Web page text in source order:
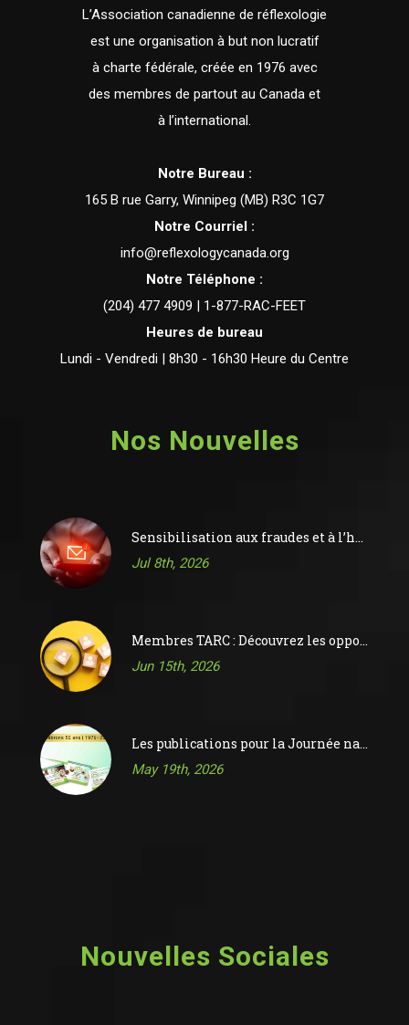
L’Association canadienne de réflexologie
est une organisation à but non lucratif
à charte fédérale, créée en 1976 avec
des membres de partout au Canada et
à l’international.
Notre Bureau :
165 B rue Garry, Winnipeg (MB) R3C 1G7
Notre Courriel :
info@reflexologycanada.org
Notre Téléphone :
(204) 477 4909 | 1-877-RAC-FEET
Heures de bureau
Lundi - Vendredi | 8h30 - 16h30 Heure du Centre
Nos Nouvelles
Sensibilisation aux fraudes et à l’hameçonnage
Jul 8th, 2026
Membres TARC : Découvrez les opportunités sur le tableau d’affichage des offres d’emploi de l’ACR
Jun 15th, 2026
Les publications pour la Journée nationale de la réflexologie 2026 sont maintenant disponibles !
May 19th, 2026
Nouvelles Sociales